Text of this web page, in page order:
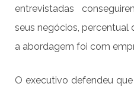
entrevistadas
seus negócios, percentual
a abordagem foi com
O executivo defendeu